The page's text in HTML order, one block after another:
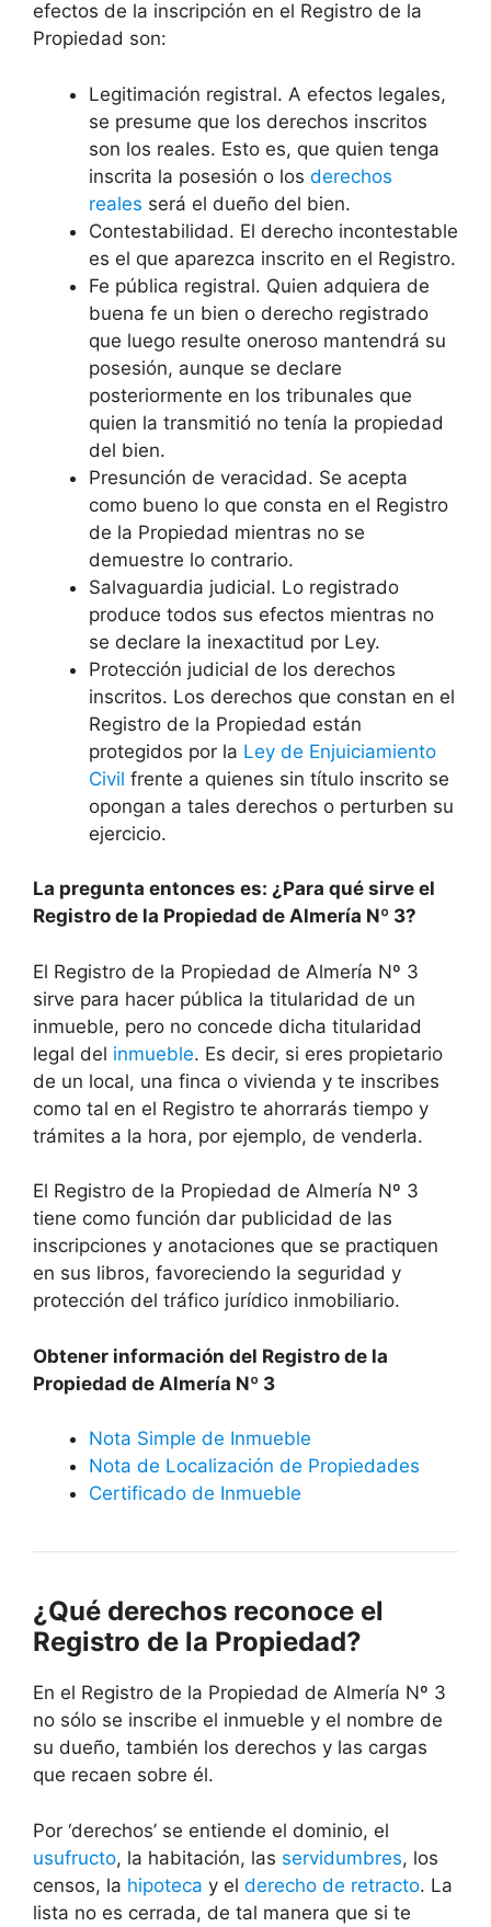
efectos de la inscripción en el Registro de la
Propiedad son:
Legitimación registral. A efectos legales,
se presume que los derechos inscritos
son los reales. Esto es, que quien tenga
inscrita la posesión o los derechos
reales será el dueño del bien.
Contestabilidad. El derecho incontestable
es el que aparezca inscrito en el Registro.
Fe pública registral. Quien adquiera de
buena fe un bien o derecho registrado
que luego resulte oneroso mantendrá su
posesión, aunque se declare
posteriormente en los tribunales que
quien la transmitió no tenía la propiedad
del bien.
Presunción de veracidad. Se acepta
como bueno lo que consta en el Registro
de la Propiedad mientras no se
demuestre lo contrario.
Salvaguardia judicial. Lo registrado
produce todos sus efectos mientras no
se declare la inexactitud por Ley.
Protección judicial de los derechos
inscritos. Los derechos que constan en el
Registro de la Propiedad están
protegidos por la Ley de Enjuiciamiento
Civil frente a quienes sin título inscrito se
opongan a tales derechos o perturben su
ejercicio.
La pregunta entonces es: ¿Para qué sirve el
Registro de la Propiedad de Almería Nº 3?
El Registro de la Propiedad de Almería Nº 3
sirve para hacer pública la titularidad de un
inmueble, pero no concede dicha titularidad
legal del inmueble. Es decir, si eres propietario
de un local, una finca o vivienda y te inscribes
como tal en el Registro te ahorrarás tiempo y
trámites a la hora, por ejemplo, de venderla.
El Registro de la Propiedad de Almería Nº 3
tiene como función dar publicidad de las
inscripciones y anotaciones que se practiquen
en sus libros, favoreciendo la seguridad y
protección del tráfico jurídico inmobiliario.
Obtener información del Registro de la
Propiedad de Almería Nº 3
Nota Simple de Inmueble
Nota de Localización de Propiedades
Certificado de Inmueble
¿Qué derechos reconoce el
Registro de la Propiedad?
En el Registro de la Propiedad de Almería Nº 3
no sólo se inscribe el inmueble y el nombre de
su dueño, también los derechos y las cargas
que recaen sobre él.
Por ‘derechos’ se entiende el dominio, el
usufructo, la habitación, las servidumbres, los
censos, la hipoteca y el derecho de retracto. La
lista no es cerrada, de tal manera que si te